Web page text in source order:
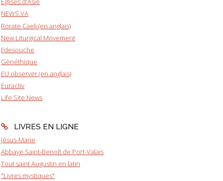
NEWS.VA
Rorate Caeli (en anglais)
New Liturgical Movement
Fdesouche
Gènéthique
EU observer (en anglais)
Euractiv
Life Site News
LIVRES EN LIGNE
Jésus-Marie
Abbaye Saint-Benoît de Port-Valais
Tout saint Augustin en latin
"Livres mystiques"